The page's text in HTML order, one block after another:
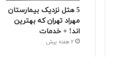
5 هتل نزدیک بیمارستان
مهراد تهران که بهترین‌
اند! + خدمات
2 هفته پیش